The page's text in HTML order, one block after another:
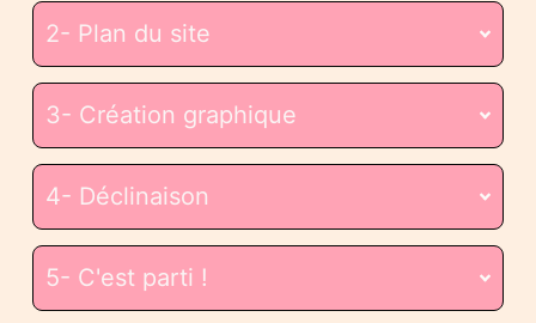
2- Plan du site
3- Création graphique
4- Déclinaison
5- C'est parti !